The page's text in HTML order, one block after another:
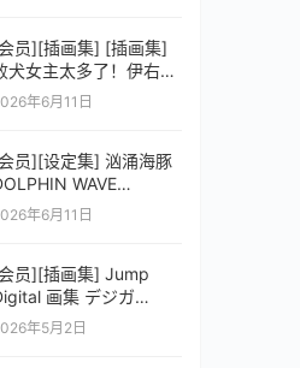
员][插画集] [插画集]
犬女主太多了！伊右群
年6月11日
员][设定集] 汹涌海豚
WAVE
VISUAL
年6月11日
员][插画集] Jump
画集 デジガ
man
年5月2日